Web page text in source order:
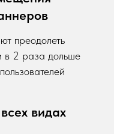
преодолеть
в 2 раза дольше
видах